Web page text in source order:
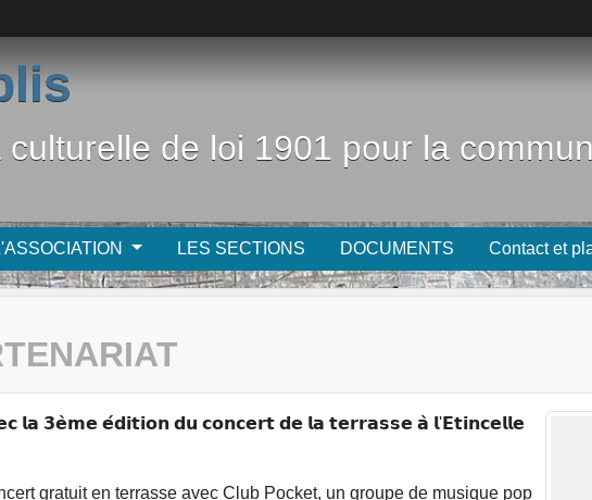
de loi 1901 pour la
LES SECTIONS DOCUMENTS Contact et
𝟯𝗲̀𝗺𝗲 𝗲́𝗱𝗶𝘁𝗶𝗼𝗻 𝗱𝘂 𝗰𝗼𝗻𝗰𝗲𝗿𝘁 𝗱𝗲 𝗹𝗮 𝘁𝗲𝗿𝗿𝗮𝘀𝘀𝗲 𝗮̀ 𝗹'𝗘𝘁𝗶𝗻𝗰𝗲𝗹𝗹𝗲
gratuit en terrasse avec Club Pocket, un groupe de musique pop